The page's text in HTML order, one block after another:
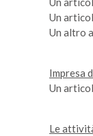
Un
Un altro
Impresa
Un
Le